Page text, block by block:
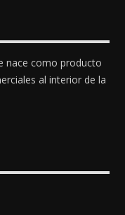
nace como producto
al interior de la